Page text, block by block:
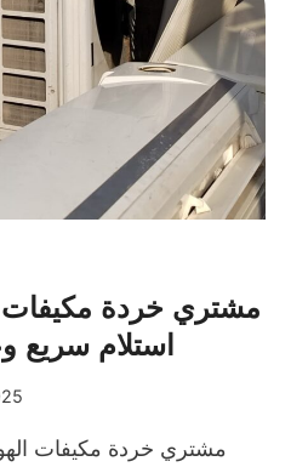
مشتري خردة مكيفات
استلام سريع